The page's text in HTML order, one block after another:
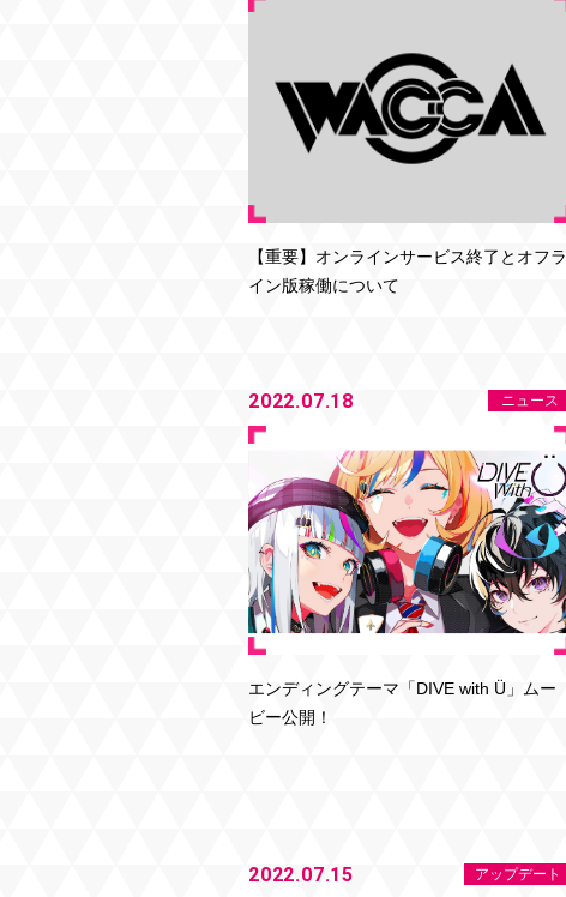
【重要】オンラインサービス終了とオフラ
イン版稼働について
2022.07.18 ニュース
エンディングテーマ「DIVE with Ü」ムー
ビー公開！
2022.07.15 アップデート